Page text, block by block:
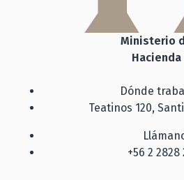
Ministerio
Hacienda
Dónde
Teatinos 120,
+56 2 2828